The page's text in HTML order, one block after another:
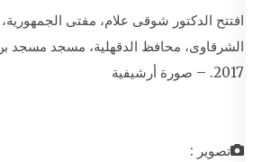
افتتح الدكتور شوقى علام، مفتى الجمهورية،
2017. – صورة أرشيفية
تصوير :